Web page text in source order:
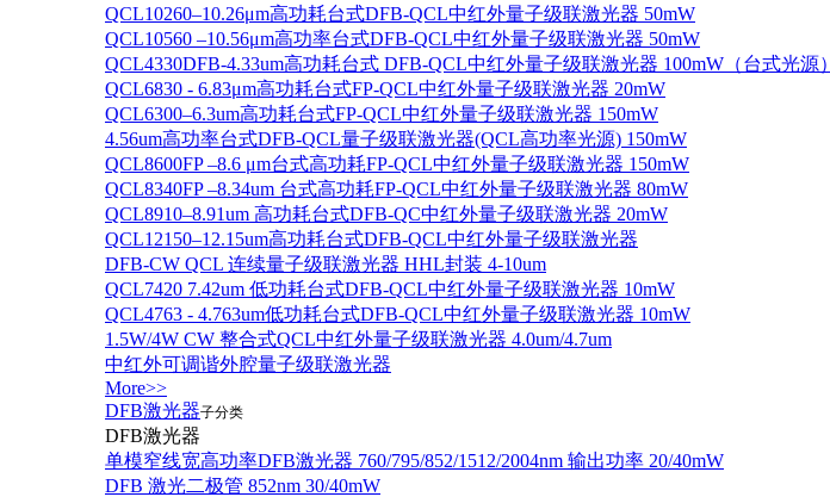
QCL10260–10.26μm高功耗台式DFB-QCL中红外量子级联激光器 50mW
QCL10560 –10.56μm高功率台式DFB-QCL中红外量子级联激光器 50mW
QCL4330DFB-4.33um高功耗台式 DFB-QCL中红外量子级联激光器 100mW（台式光源）
QCL6830 - 6.83μm高功耗台式FP-QCL中红外量子级联激光器 20mW
QCL6300–6.3um高功耗台式FP-QCL中红外量子级联激光器 150mW
4.56um高功率台式DFB-QCL量子级联激光器(QCL高功率光源) 150mW
QCL8600FP –8.6 μm台式高功耗FP-QCL中红外量子级联激光器 150mW
QCL8340FP –8.34um 台式高功耗FP-QCL中红外量子级联激光器 80mW
QCL8910–8.91um 高功耗台式DFB-QC中红外量子级联激光器 20mW
QCL12150–12.15um高功耗台式DFB-QCL中红外量子级联激光器
DFB-CW QCL 连续量子级联激光器 HHL封装 4-10um
QCL7420 7.42um 低功耗台式DFB-QCL中红外量子级联激光器 10mW
QCL4763 - 4.763um低功耗台式DFB-QCL中红外量子级联激光器 10mW
1.5W/4W CW 整合式QCL中红外量子级联激光器 4.0um/4.7um
中红外可调谐外腔量子级联激光器
More>>
DFB激光器子分类
DFB激光器
单模窄线宽高功率DFB激光器 760/795/852/1512/2004nm 输出功率 20/40mW
DFB 激光二极管 852nm 30/40mW